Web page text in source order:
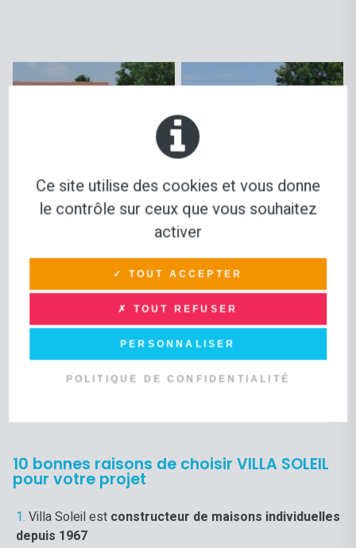
10 bonnes raisons de choisir VILLA SOLEIL
pour votre projet
Villa Soleil est constructeur de maisons individuelles
depuis 1967
Ce site utilise des cookies et vous donne
le contrôle sur ceux que vous souhaitez
activer
✓ TOUT ACCEPTER
✗ TOUT REFUSER
PERSONNALISER
POLITIQUE DE CONFIDENTIALITÉ